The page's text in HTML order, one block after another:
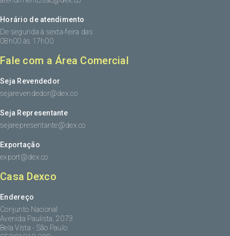
Horário de atendimento
De segunda à sexta-feira das
08h00 às 17h00
Fale com a Área Comercial
Seja Revendedor
sejarevendedor@dex.co
Seja Representante
sejarepresentante@dex.co
Exportação
export@dex.co
Casa Dexco
Endereço
Conjunto Nacional
Avenida Paulista, 2073
Bela Vista - São Paulo